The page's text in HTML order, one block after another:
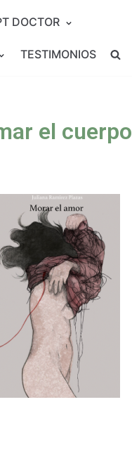
DOCTOR
TESTIMONIOS
el cuerpo